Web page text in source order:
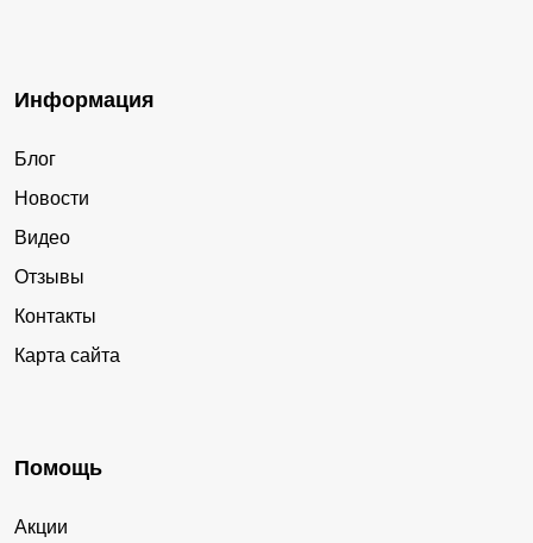
Информация
Блог
Новости
Видео
Отзывы
Контакты
Карта сайта
Помощь
Акции